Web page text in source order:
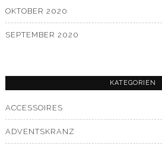
OKTOBER 2020
SEPTEMBER 2020
KATEGORIEN
ACCESSOIRES
ADVENTSKRANZ